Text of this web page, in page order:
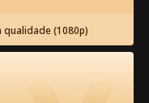
qualidade (1080p)